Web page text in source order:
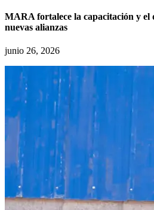
MARA fortalece la capacitación y el
nuevas alianzas
junio 26, 2026